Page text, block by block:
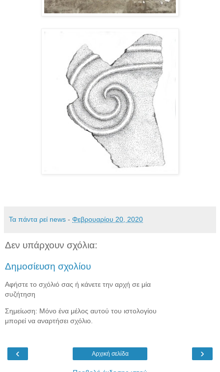
Τα πάντα ρεί news - Φεβρουαρίου 20, 2020
Δεν υπάρχουν σχόλια:
Δημοσίευση σχολίου
Αφήστε το σχόλιό σας ή κάνετε την αρχή σε μία
συζήτηση
Σημείωση: Μόνο ένα μέλος αυτού του ιστολογίου
μπορεί να αναρτήσει σχόλιο.
‹ ›
Αρχική σελίδα